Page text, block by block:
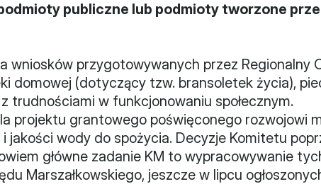
publiczne lub podmioty tworzone
wniosków przygotowywanych przez Regionalny
domowej (dotyczący tzw. bransoletek życia),
trudnościami w funkcjonowaniu społecznym.
projektu grantowego poświęconego rozwojowi
jakości wody do spożycia. Decyzje Komitetu
główne zadanie KM to wypracowywanie
Marszałkowskiego, jeszcze w lipcu